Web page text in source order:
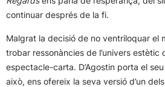
continuar després de la fi.
Malgrat la decisió de no ventriloquar el
trobar ressonàncies de l’univers estètic
espectacle-carta. D’Agostin porta el
això, ens ofereix la seva versió d’un